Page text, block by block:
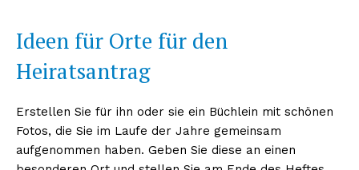
Ideen für Orte für den
Heiratsantrag
Erstellen Sie für ihn oder sie ein Büchlein mit schönen
Fotos, die Sie im Laufe der Jahre gemeinsam
aufgenommen haben. Geben Sie diese an einen